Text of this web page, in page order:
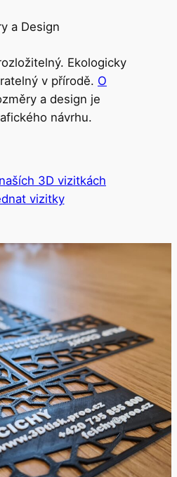
a Design
Ekologicky
v přírodě. O
a design je
návrhu.
3D vizitkách
vizitky